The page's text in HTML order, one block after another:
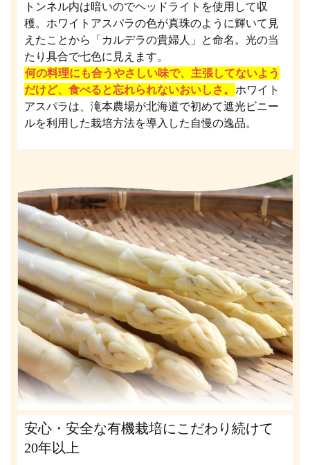
トンネル内は暗いのでヘッドライトを使用して収
穫。ホワイトアスパラの色が真珠のように輝いて見
えたことから「カルデラの貴婦人」と命名。光の当
たり具合で七色に見えます。
何の料理にも合うやさしい味で、主張してないよう
だけど、食べると忘れられないおいしさ。
ホワイト
アスパラは、滝本農場が北海道で初めて遮光ビニー
ルを利用した栽培方法を導入した自慢の逸品。
安心・安全な有機栽培にこだわり続けて
20年以上